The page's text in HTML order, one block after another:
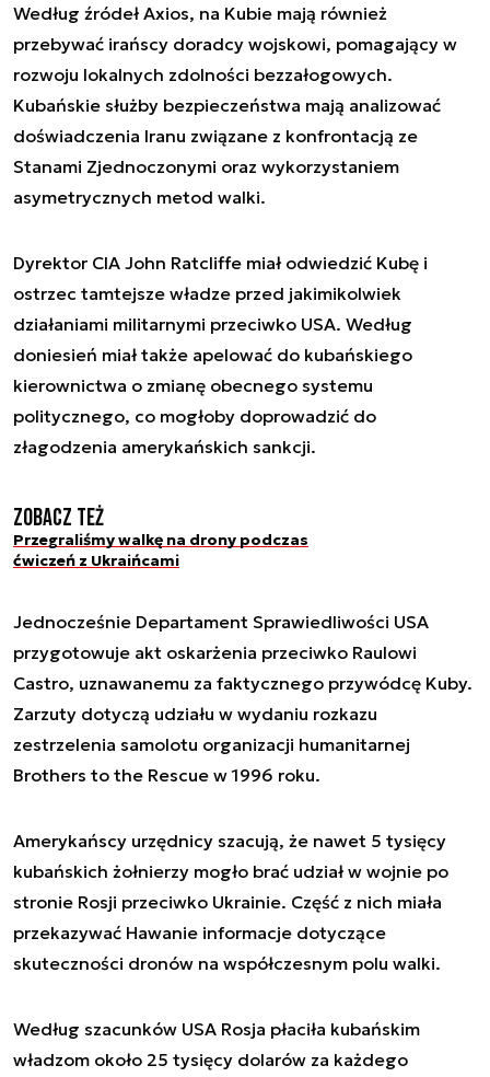
Według źródeł Axios, na Kubie mają również
przebywać irańscy doradcy wojskowi, pomagający w
rozwoju lokalnych zdolności bezzałogowych.
Kubańskie służby bezpieczeństwa mają analizować
doświadczenia Iranu związane z konfrontacją ze
Stanami Zjednoczonymi oraz wykorzystaniem
asymetrycznych metod walki.
Dyrektor CIA John Ratcliffe miał odwiedzić Kubę i
ostrzec tamtejsze władze przed jakimikolwiek
działaniami militarnymi przeciwko USA. Według
doniesień miał także apelować do kubańskiego
kierownictwa o zmianę obecnego systemu
politycznego, co mogłoby doprowadzić do
złagodzenia amerykańskich sankcji.
Zobacz też
Przegraliśmy walkę na drony podczas
ćwiczeń z Ukraińcami
Jednocześnie Departament Sprawiedliwości USA
przygotowuje akt oskarżenia przeciwko Raulowi
Castro, uznawanemu za faktycznego przywódcę Kuby.
Zarzuty dotyczą udziału w wydaniu rozkazu
zestrzelenia samolotu organizacji humanitarnej
Brothers to the Rescue w 1996 roku.
Amerykańscy urzędnicy szacują, że nawet 5 tysięcy
kubańskich żołnierzy mogło brać udział w wojnie po
stronie Rosji przeciwko Ukrainie. Część z nich miała
przekazywać Hawanie informacje dotyczące
skuteczności dronów na współczesnym polu walki.
Według szacunków USA Rosja płaciła kubańskim
władzom około 25 tysięcy dolarów za każdego